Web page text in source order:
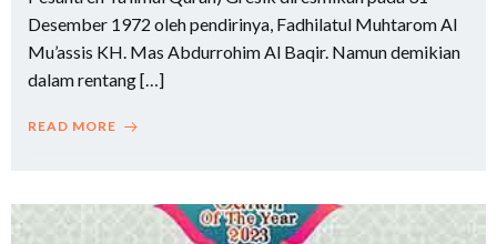
Desember 1972 oleh pendirinya, Fadhilatul Muhtarom Al
Mu’assis KH. Mas Abdurrohim Al Baqir. Namun demikian
dalam rentang […]
READ MORE